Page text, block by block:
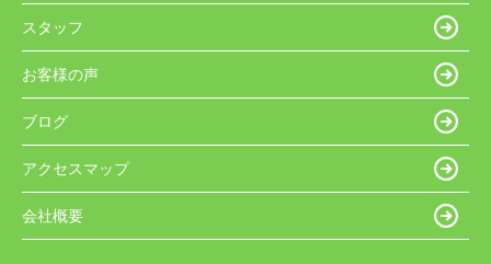
スタッフ
お客様の声
ブログ
アクセスマップ
会社概要